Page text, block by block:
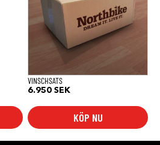
VINSCHSATS
6.950 SEK
KÖP NU